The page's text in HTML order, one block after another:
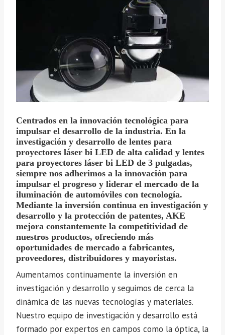
Centrados en la innovación tecnológica para
impulsar el desarrollo de la industria. En la
investigación y desarrollo de lentes para
proyectores láser bi LED de alta calidad y lentes
para proyectores láser bi LED de 3 pulgadas,
siempre nos adherimos a la innovación para
impulsar el progreso y liderar el mercado de la
iluminación de automóviles con tecnología.
Mediante la inversión continua en investigación y
desarrollo y la protección de patentes, AKE
mejora constantemente la competitividad de
nuestros productos, ofreciendo más
oportunidades de mercado a fabricantes,
proveedores, distribuidores y mayoristas.
Aumentamos continuamente la inversión en
investigación y desarrollo y seguimos de cerca la
dinámica de las nuevas tecnologías y materiales.
Nuestro equipo de investigación y desarrollo está
formado por expertos en campos como la óptica, la